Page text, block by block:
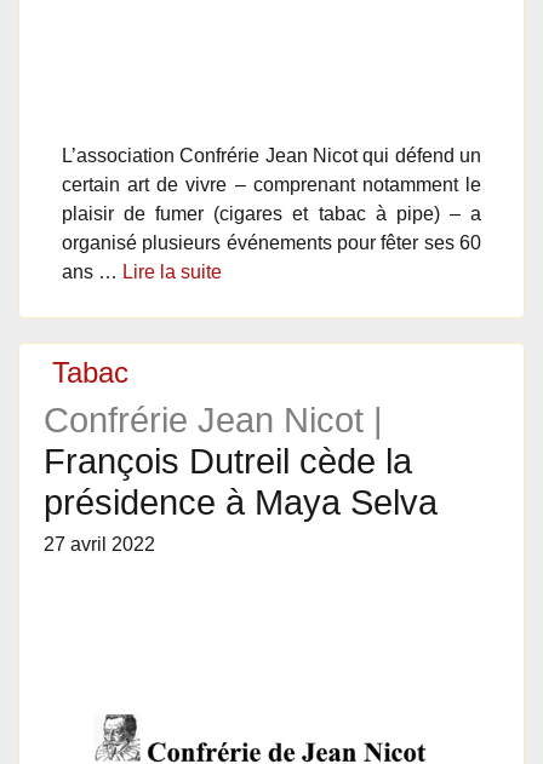
L’association Confrérie Jean Nicot qui défend un
certain art de vivre – comprenant notamment le
plaisir de fumer (cigares et tabac à pipe) – a
organisé plusieurs événements pour fêter ses 60
ans … Lire la suite
Tabac
Confrérie Jean Nicot |
François Dutreil cède la
présidence à Maya Selva
27 avril 2022